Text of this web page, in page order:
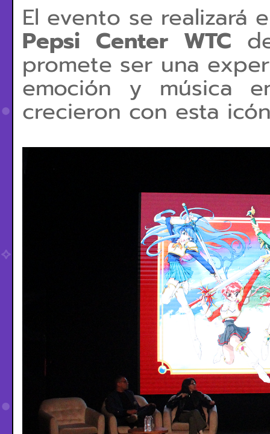
El evento se realizará
Pepsi Center WTC
promete ser una
emoción y música
crecieron con esta